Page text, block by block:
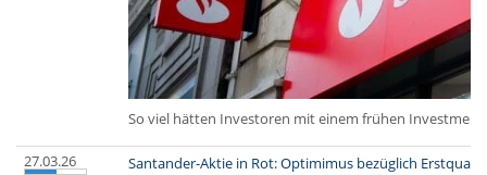
So viel hätten Investoren mit einem frühen
27.03.26 Santander-Aktie in Rot: Optimimus bezüglich